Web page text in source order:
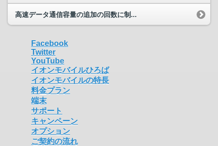
高速データ通信容量の追加の回数に制...
Facebook
Twitter
YouTube
イオンモバイルひろば
イオンモバイルの特長
料金プラン
端末
サポート
キャンペーン
オプション
ご契約の流れ